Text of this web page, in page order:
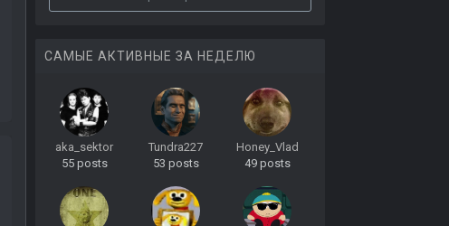
САМЫЕ АКТИВНЫЕ ЗА НЕДЕЛЮ
aka_sektor
55 posts
Tundra227
53 posts
Honey_Vlad
49 posts